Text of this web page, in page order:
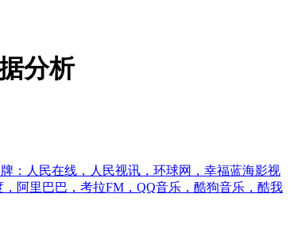
分析
：人民在线，人民视讯，环球网，幸福蓝海影视
阿里巴巴，考拉FM，QQ音乐，酷狗音乐，酷我